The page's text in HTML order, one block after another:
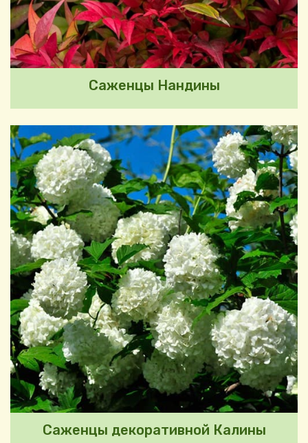
Саженцы Нандины
Саженцы декоративной Калины